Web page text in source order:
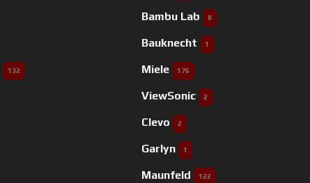
132
Bambu Lab 8
Bauknecht 1
Miele 176
ViewSonic 2
Clevo 2
Garlyn 1
Maunfeld 122